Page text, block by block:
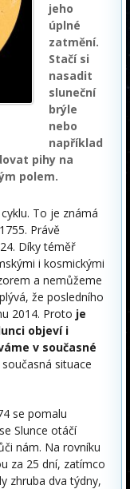
jeho
úplné
zatmění.
Stačí si
nasadit
sluneční
brýle
nebo
například
pihy na
polem.
To je známá
Právě
Díky téměř
i kosmickými
a nemůžeme
že posledního
2014. Proto je
objeví i
v současné
situace
se pomalu
Slunce otáčí
nám. Na rovníku
za 25 dní, zatímco
zhruba dva týdny,